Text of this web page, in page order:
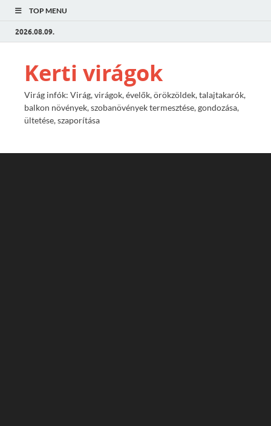
TOP MENU
2026.08.09.
Kerti virágok
Virág infók: Virág, virágok, évelők, örökzöldek, talajtakarók,
balkon növények, szobanövények termesztése, gondozása,
ültetése, szaporítása